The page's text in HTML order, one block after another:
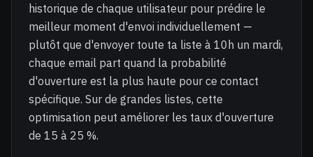
historique de chaque utilisateur pour prédire le
meilleur moment d'envoi individuellement —
plutôt que d'envoyer toute ta liste à 10h un mardi,
chaque email part quand la probabilité
d'ouverture est la plus haute pour ce contact
spécifique. Sur de grandes listes, cette
optimisation peut améliorer les taux d'ouverture
de 15 à 25 %.